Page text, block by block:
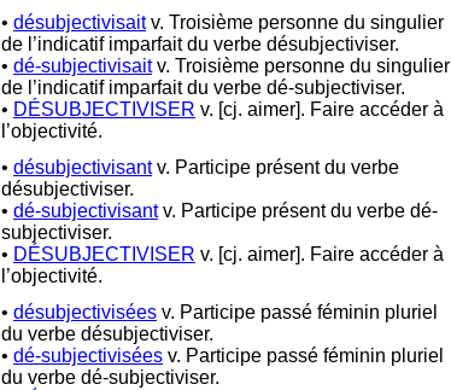
• désubjectivisaitv. Troisième personne du singulier
de l’indicatif imparfait du verbe désubjectiviser.
• dé-subjectivisaitv. Troisième personne du singulier
de l’indicatif imparfait du verbe dé-subjectiviser.
• DÉSUBJECTIVISER v. [cj. aimer]. Faire accéder à
l’objectivité.
• désubjectivisantv. Participe présent du verbe
désubjectiviser.
• dé-subjectivisantv. Participe présent du verbe dé-
subjectiviser.
• DÉSUBJECTIVISER v. [cj. aimer]. Faire accéder à
l’objectivité.
• désubjectivisées v. Participe passé féminin pluriel
du verbe désubjectiviser.
• dé-subjectivisées v. Participe passé féminin pluriel
du verbe dé-subjectiviser.